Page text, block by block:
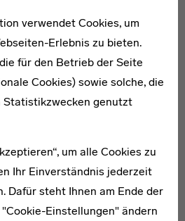
verwendet Cookies, um
Erlebnis zu bieten.
für den Betrieb der Seite
Cookies) sowie solche, die
Statistikzwecken genutzt
um alle Cookies zu
Ihr Einverständnis jederzeit
Dafür steht Ihnen am Ende der
Einstellungen" ändern